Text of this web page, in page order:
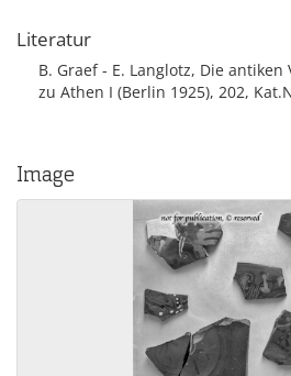
Literatur
B. Graef - E. Langlotz, Die
zu Athen I (Berlin 1925), 202,
Image